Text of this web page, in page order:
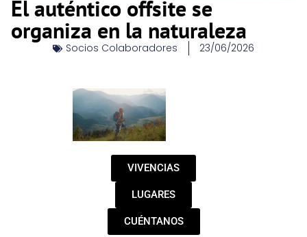
El auténtico offsite se
organiza en la naturaleza
Socios Colaboradores 23/06/2026
VIVENCIAS
LUGARES
CUÉNTANOS